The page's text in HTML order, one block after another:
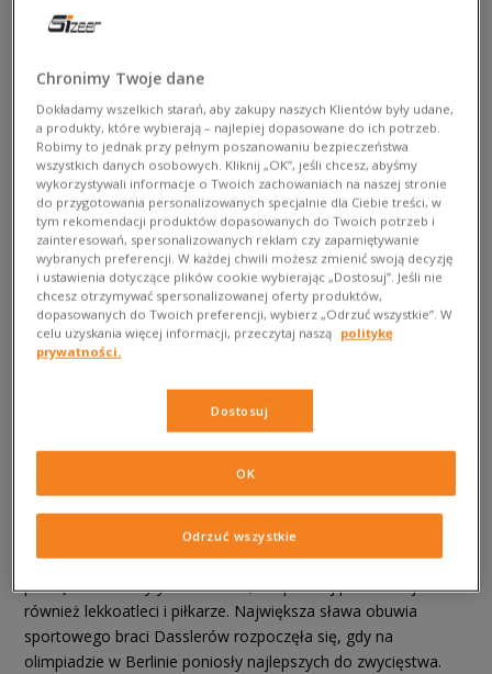
czasem się już zapomina. A przecież właśnie od obuwia dla
profesjonalistów wszystko się zaczęło! Dziś jednak łatwo to
pominąć, tym bardziej, że kolejne dizajnerskie modele są
przede wszystkim nastawione na lifestyle. Choć nie
pozbawione sportowego looku i wygody, rzadko kiedy
uznawane są za typowo sportowe, chyba że mowa o
modelach dedykowanych profesjonalistom, na przykład
piłkarzom czy lekkoatletom. Przyjęło się uważać, że adidas ZX
Flux to właśnie obuwie casualowe, ale czasem spotyka się je
w zestawieniach obuwia runningowego, które wyliczają jego
zalety na treningu. Czy to oznacza, że naprawdę nadają się do
biegania? Sprawdzamy!
adidas – z myślą o profesjonalistach
Długa historia adidas rozpoczęła się w 1924 roku od
rodzinnego przedsiębiorstwa Adolfa i Rudolfa Dasslerów.
Bracia od samego początku skupili się na produkcji obuwia
przeznaczonego dla sportowców – i zrobili to z iście
niemiecką precyzją! Ich doskonałe jakościowo produkty
początkowo służyły żołnierzom, ale później pokochali je
również lekkoatleci i piłkarze. Największa sława obuwia
sportowego braci Dasslerów rozpoczęła się, gdy na
olimpiadzie w Berlinie poniosły najlepszych do zwycięstwa.
Chronimy Twoje dane
Dokładamy wszelkich starań, aby zakupy naszych Klientów były udane,
a produkty, które wybierają – najlepiej dopasowane do ich potrzeb.
Robimy to jednak przy pełnym poszanowaniu bezpieczeństwa
wszystkich danych osobowych. Kliknij „OK”, jeśli chcesz, abyśmy
wykorzystywali informacje o Twoich zachowaniach na naszej stronie
do przygotowania personalizowanych specjalnie dla Ciebie treści, w
tym rekomendacji produktów dopasowanych do Twoich potrzeb i
zainteresowań, spersonalizowanych reklam czy zapamiętywanie
wybranych preferencji. W każdej chwili możesz zmienić swoją decyzję
i ustawienia dotyczące plików cookie wybierając „Dostosuj”. Jeśli nie
chcesz otrzymywać spersonalizowanej oferty produktów,
dopasowanych do Twoich preferencji, wybierz „Odrzuć wszystkie”. W
celu uzyskania więcej informacji, przeczytaj naszą politykę
prywatności.
Dostosuj
Odrzuć wszystkie
OK